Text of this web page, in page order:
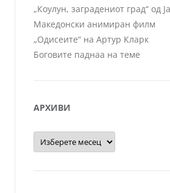
„Коулун, заградениот град“ од
Македонски анимиран филм
„Одисеите“ на Артур Кларк
Боговите паднаа на теме
АРХИВИ
Архиви